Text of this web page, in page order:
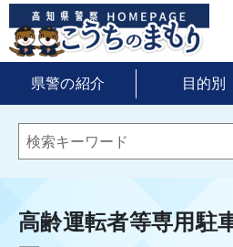
県警の紹介 目的別
高齢運転者等専用駐